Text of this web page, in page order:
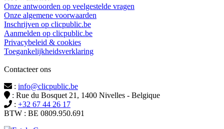
Onze antwoorden op veelgestelde vragen
Onze algemene voorwaarden
Inschrijven op clicpublic.be
Aanmelden op clicpublic.be
Privacybeleid & cookies
Toegankelijkheidsverklaring
Contacteer ons
: info@clicpublic.be
: Rue du Bosquet 21, 1400 Nivelles - Belgique
: +32 67 44 26 17
BTW : BE 0809.950.691